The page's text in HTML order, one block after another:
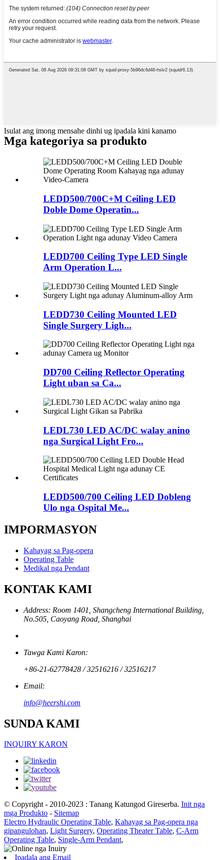
Isulat ang imong mensahe dinhi ug ipadala kini kanamo
Mga kategoriya sa produkto
LEDD500/700C+M Ceiling LED
Doble Dome Operatin...
LEDD700 Ceiling Type LED Single
Arm Operation L...
LEDD730 Ceiling Mounted LED
Single Surgery Ligh...
DD700 Ceiling Reflector Operating
Light uban sa Ca...
LEDL730 LED AC/DC walay anino
nga Surgical Light Fro...
LEDD500/700 Ceiling LED Dobleng
Ulo nga Ospital Me...
IMPORMASYON
Kahayag sa Pag-opera
Operating Table
Medikal nga Pendant
KONTAK KAMI
Address: Room 1401, Shangcheng International Building,
No.505, Caoyang Road, Shanghai
Tawga Kami Karon:
+86-21-62778428 / 32516216 / 32516217
Email:
info@heershi.com
SUNDA KAMI
INQUIRY KARON
© Copyright - 2010-2023 : Tanang Katungod Gireserba. Init nga
mga Produkto - Sitemap
Electro Hydraulic Operating Table, Kahayag sa Pag-opera nga
gipangulohan, Light Surgery, Operating Theater Table, C-Arm
Operating Table, Single-Arm Pendant,
Ipadala ang Email